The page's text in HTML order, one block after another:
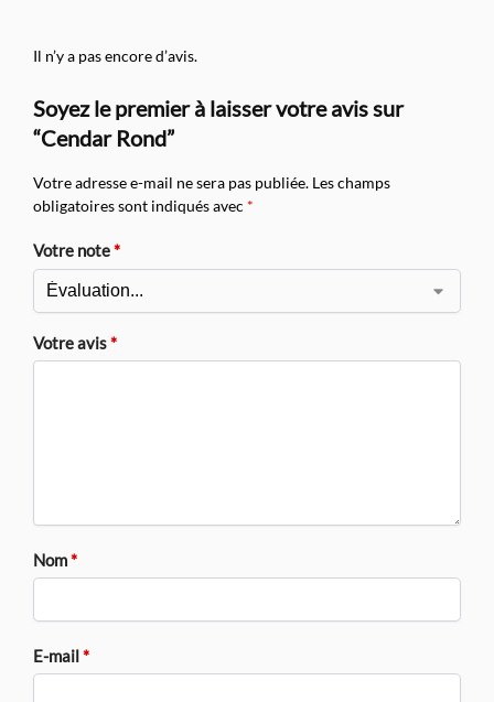
Il n’y a pas encore d’avis.
Soyez le premier à laisser votre avis sur
“Cendar Rond”
Votre adresse e-mail ne sera pas publiée. Les champs
obligatoires sont indiqués avec *
Votre note*
Votre avis*
Nom*
E-mail*